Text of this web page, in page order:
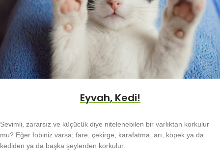
Eyvah, Kedi!
Sevimli, zararsız ve küçücük diye nitelenebilen bir varlıktan korkulur
mu? Eğer fobiniz varsa; fare, çekirge, karafatma, arı, köpek ya da
kediden ya da başka şeylerden korkulur.